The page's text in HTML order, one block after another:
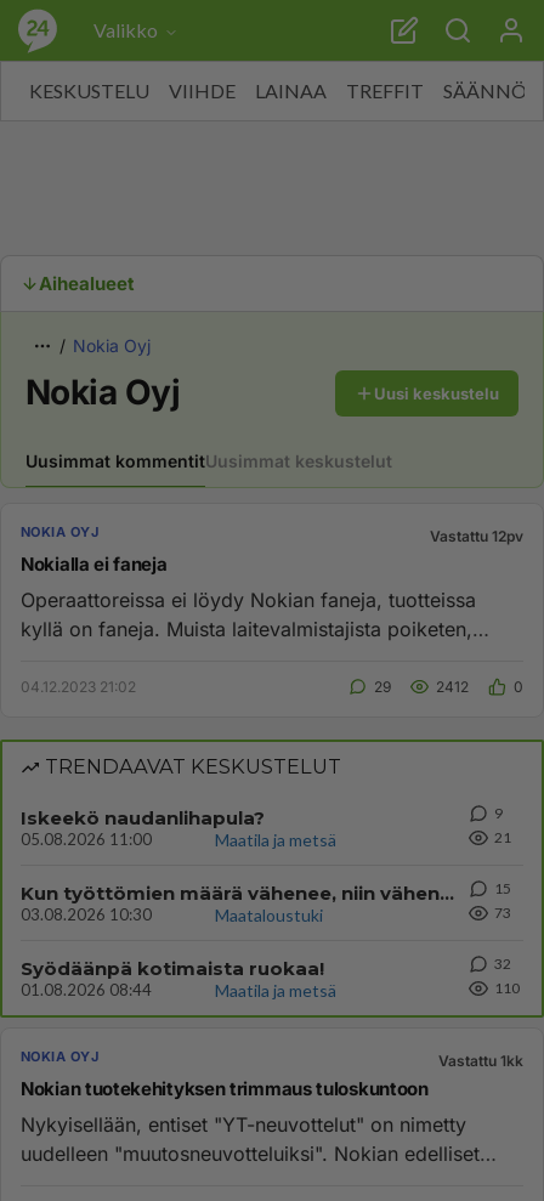
Valikko
KESKUSTELU VIIHDE LAINAA TREFFIT SÄÄNNÖT
Aihealueet
Nokia Oyj
Nokia Oyj Uusi keskustelu
Uusimmat kommentitUusimmat keskustelut
NOKIA OYJ Vastattu 12pv
Nokialla ei faneja
Operaattoreissa ei löydy Nokian faneja, tuotteissa
kyllä on faneja. Muista laitevalmistajista poiketen,
04.12.2023 21:02 29 2412 0
TRENDAAVAT KESKUSTELUT
Iskeekö naudanlihapula?
05.08.2026 11:00 Maatila ja metsä
9
21
Kun työttömien määrä vähenee, niin vähenee työttömyystukimenot
03.08.2026 10:30 Maataloustuki
15
73
Syödäänpä kotimaista ruokaa!
01.08.2026 08:44 Maatila ja metsä
32
110
NOKIA OYJ Vastattu 1kk
Nokian tuotekehityksen trimmaus tuloskuntoon
Nykyisellään, entiset "YT-neuvottelut" on nimetty
uudelleen "muutosneuvotteluiksi". Nokian edelliset